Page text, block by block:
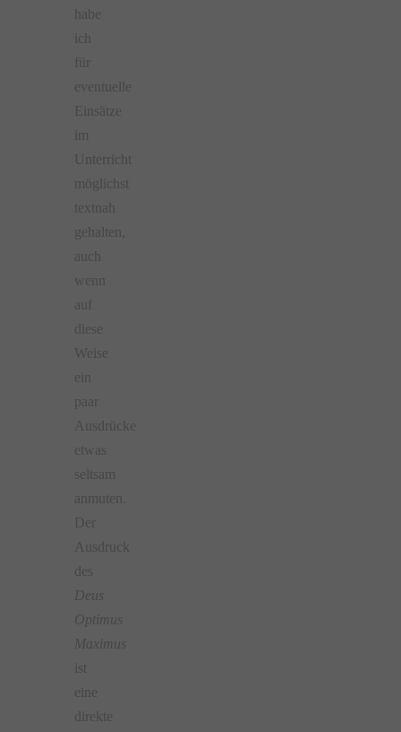
habe
ich
für
eventuelle
Einsätze
im
Unterricht
möglichst
textnah
gehalten,
auch
wenn
auf
diese
Weise
ein
paar
Ausdrücke
etwas
seltsam
anmuten.
Der
Ausdruck
des
Deus
Optimus
Maximus
ist
eine
direkte